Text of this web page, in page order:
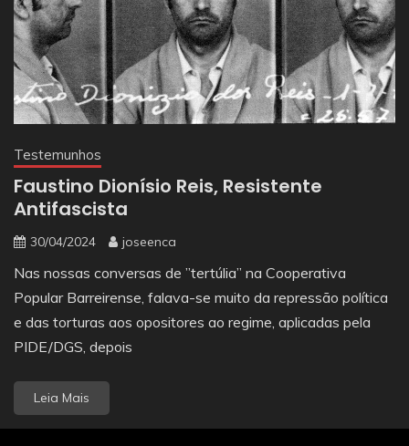
Testemunhos
Faustino Dionísio Reis, Resistente
Antifascista
30/04/2024 joseenca
Nas nossas conversas de ”tertúlia” na Cooperativa
Popular Barreirense, falava-se muito da repressão política
e das torturas aos opositores ao regime, aplicadas pela
PIDE/DGS, depois
Leia Mais